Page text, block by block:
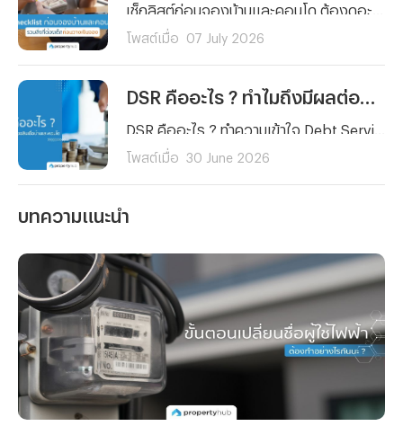
โพสต์เมื่อ 07 July 2026
โพสต์เมื่อ 30 June 2026
บทความแนะนำ